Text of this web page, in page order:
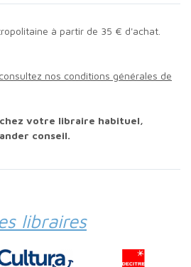
à partir de 35 € d'achat.
consultez nos conditions générales de
conseil.
libraires